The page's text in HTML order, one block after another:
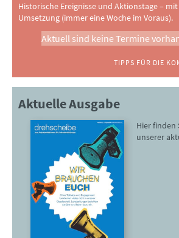
Historische Ereignisse und Aktionstage –
Umsetzung (immer eine Woche im Voraus).
Aktuell sind keine Termine
TIPPS FÜR DIE
Aktuelle Ausgabe
Hier finden
unserer